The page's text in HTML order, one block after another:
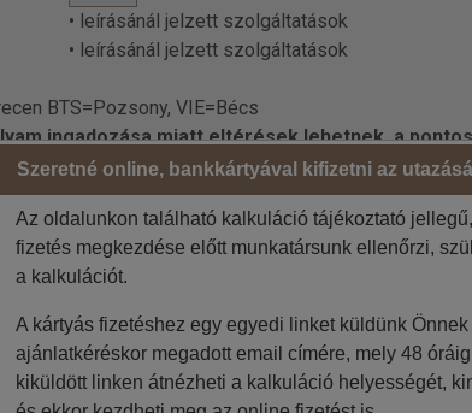
• leírásánál jelzett szolgáltatások
• leírásánál jelzett szolgáltatások
BTS=Pozsony, VIE=Bécs
ingadozása miatt eltérések lehetnek, a
szíveskedjenek!
=
Jelölje be,
Jelölje be,
Szeretné online, bankkártyával kifizetni az
Az oldalunkon található kalkuláció tájékoztató
fizetés megkezdése előtt munkatársunk ellenőrzi,
a kalkulációt.
A kártyás fizetéshez egy egyedi linket küldünk Önnek
ajánlatkéréskor megadott email címére, mely 48
kiküldött linken átnézheti a kalkuláció helyességét,